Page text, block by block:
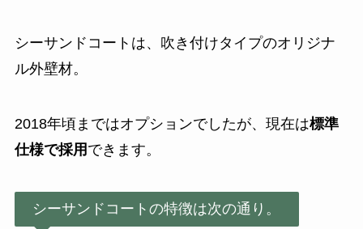
シーサンドコートは、吹き付けタイプのオリジナ
ル外壁材。
2018年頃まではオプションでしたが、現在は標準
仕様で採用 できます。
シーサンドコートの特徴は次の通り。